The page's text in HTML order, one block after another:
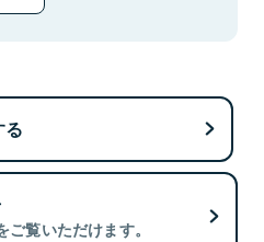
覧いただけます。